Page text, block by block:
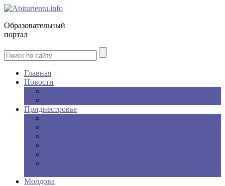
Образовательный
портал
Главная
Новости
Приднестровье
Молдова